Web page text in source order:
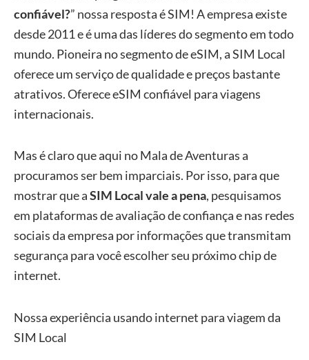
confiável?” nossa resposta é SIM! A empresa existe
desde 2011 e é uma das líderes do segmento em todo
mundo. Pioneira no segmento de eSIM, a SIM Local
oferece um serviço de qualidade e preços bastante
atrativos. Oferece eSIM confiável para viagens
internacionais.
Mas é claro que aqui no Mala de Aventuras a
procuramos ser bem imparciais. Por isso, para que
mostrar que aSIM Local vale a pena, pesquisamos
em plataformas de avaliação de confiança e nas redes
sociais da empresa por informações que transmitam
segurança para você escolher seu próximo chip de
internet.
Nossa experiência usando internet para viagem da
SIM Local